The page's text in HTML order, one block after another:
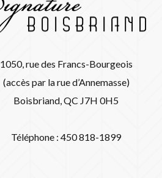
1050, rue des Francs-Bourgeois
(accès par la rue d’Annemasse)
Boisbriand, QC J7H 0H5
Téléphone : 450 818-1899